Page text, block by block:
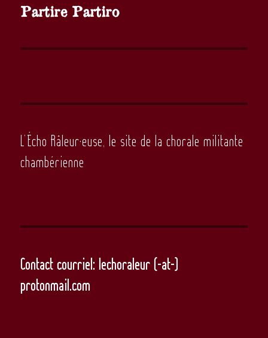
Publication
Partire Partiro
L’Écho Râleur·euse, le site de la chorale militante
chambérienne
Contact courriel: lechoraleur (-at-)
protonmail.com